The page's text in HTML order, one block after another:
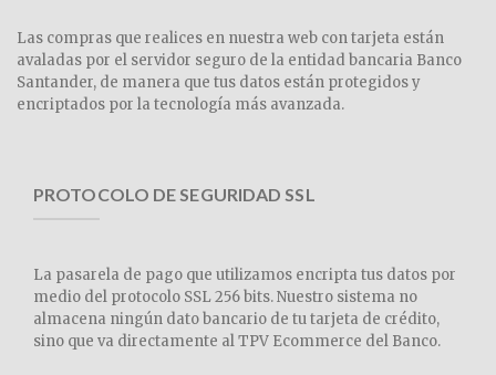
Las compras que realices en nuestra web con tarjeta están
avaladas por el servidor seguro de la entidad bancaria Banco
Santander, de manera que tus datos están protegidos y
encriptados por la tecnología más avanzada.
PROTOCOLO DE SEGURIDAD SSL
La pasarela de pago que utilizamos encripta tus datos por
medio del protocolo SSL 256 bits. Nuestro sistema no
almacena ningún dato bancario de tu tarjeta de crédito,
sino que va directamente al TPV Ecommerce del Banco.